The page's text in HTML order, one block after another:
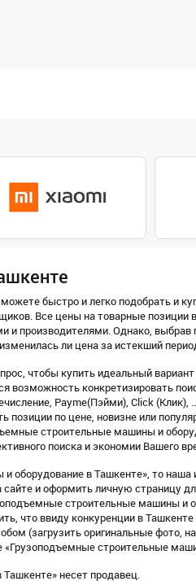
быстро и легко подобрать и
Все цены на товарные позиции
и производителями. Однако,
ли цена за истекший
чтобы купить идеальный
конкретизировать
Payme(Пэйми), Click (Клик),
по цене, новизне или
строительные машины и
поиска и экономии Вашего
оборудование в Ташкенте», то наша
и оформить личную страницу
строительные машины и
что ввиду конкуренции в Ташкенте
(загрузить оригинальные фото,
строительные
несет продавец.